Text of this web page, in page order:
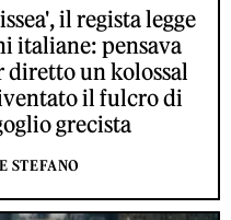
il regista legge
italiane: pensava
diretto un kolossal
il fulcro di
grecista
STEFANO